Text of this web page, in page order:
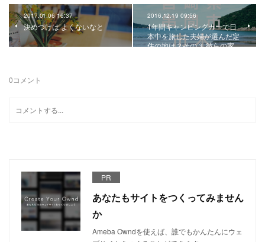
2017.01.06 16:37
決めつけは よくないなと
2016.12.19 09:56
1年間キャンピングカーで日
本中を旅した夫婦が選んだ定
住の地は？その３ 彼らの家…
0コメント
PR
あなたもサイトをつくってみません
か
Ameba Owndを使えば、誰でもかんたんにウェ